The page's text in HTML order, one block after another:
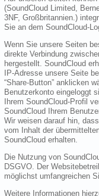
(SoundCloud Limited,
3NF, Großbritannien.)
Sie an dem SoundCloud-
Wenn Sie unsere Seiten
direkte Verbindung
hergestellt. SoundCloud
IP-Adresse unsere Seite
“Share-Button” anklicken
Benutzerkonto eingeloggt
Ihrem SoundCloud-Profil
SoundCloud Ihrem
Wir weisen darauf hin,
vom Inhalt der
SoundCloud erhalten.
Die Nutzung von
DSGVO. Der
möglichst umfangreichen
Weitere Informationen